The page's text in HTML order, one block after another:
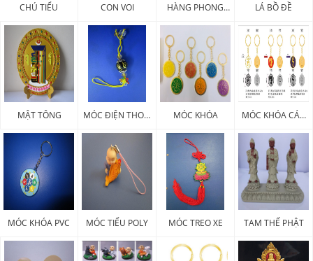
CHÚ TIỂU CON VOI
HÀNG PHONG
LÁ BỒ ĐỀ
MẬT TÔNG
MÓC ĐIỆN THOẠI
MÓC KHÓA
MÓC KHÓA CÁC
MÓC KHÓA PVC MÓC TIỂU POLY MÓC TREO XE TAM THẾ PHẬT